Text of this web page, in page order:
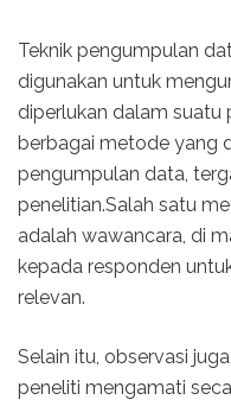
Teknik pengumpulan
digunakan untuk
diperlukan dalam suatu
berbagai metode yang
pengumpulan data,
penelitian.Salah satu
adalah wawancara, di
kepada responden
relevan.
Selain itu, observasi
peneliti mengamati